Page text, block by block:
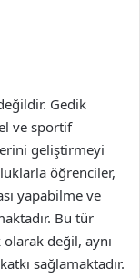
Gedik
ve sportif
geliştirmeyi
öğrenciler,
yapabilme ve
Bu tür
değil, aynı
sağlamaktadır.